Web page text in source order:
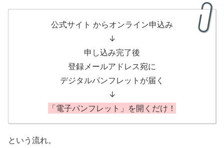
公式サイト からオンライン申込み
↓
申し込み完了後
登録メールアドレス宛に
デジタルパンフレットが届く
↓
「電子パンフレット」を開くだけ！
という流れ。